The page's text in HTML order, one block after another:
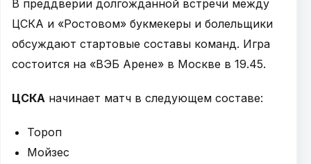
В преддверии долгожданной встречи между
ЦСКА и «Ростовом» букмекеры и болельщики
обсуждают стартовые составы команд. Игра
состоится на «ВЭБ Арене» в Москве в 19.45.
ЦСКА начинает матч в следующем составе:
Тороп
Мойзес